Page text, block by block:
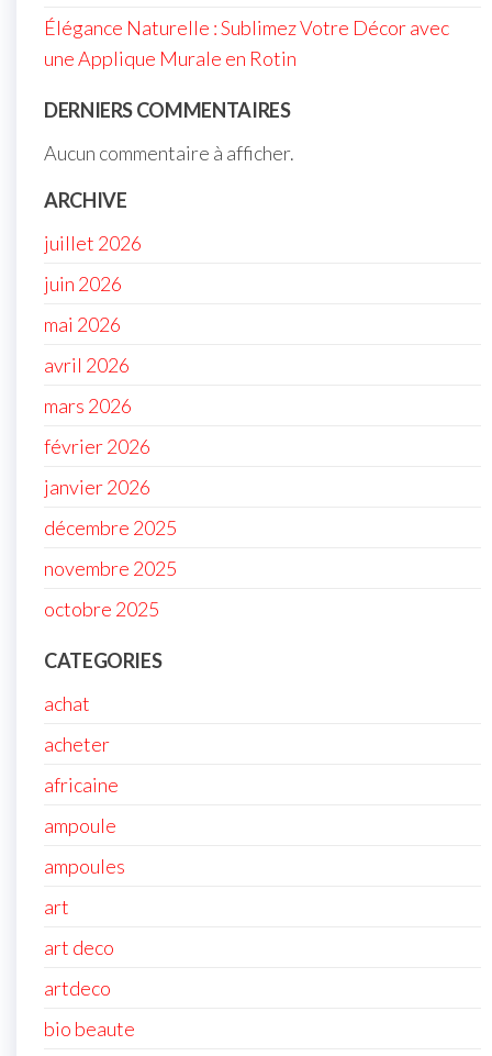
Élégance Naturelle : Sublimez Votre Décor avec
une Applique Murale en Rotin
DERNIERS COMMENTAIRES
Aucun commentaire à afficher.
ARCHIVE
juillet 2026
juin 2026
mai 2026
avril 2026
mars 2026
février 2026
janvier 2026
décembre 2025
novembre 2025
octobre 2025
CATEGORIES
achat
acheter
africaine
ampoule
ampoules
art
art deco
artdeco
bio beaute